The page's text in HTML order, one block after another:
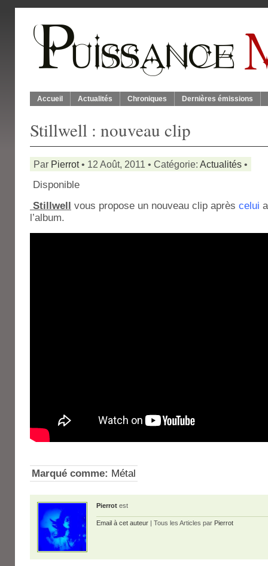
Accueil Actualités Chroniques Dernières émissions
Stillwell : nouveau clip
Par Pierrot• 12 Août, 2011 • Catégorie: Actualités •
Disponible
Stillwell vous propose un nouveau clip après celui
l’album.
Marqué comme: Métal
Pierrot est
Email à cet auteur | Tous les Articles par Pierrot